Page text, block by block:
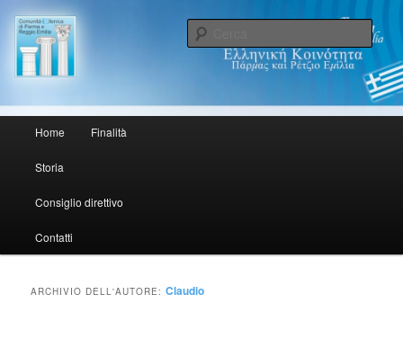
Comunità Ellenica di Parma e
Reggio Emilia. Ελληνική
Κοινότητα Πάρμας και Ρέτζιο
Εμίλια.
Sede/Έδρα: Via Testi, 4/A 43100 Parma PR
Cerca
Vai al contenuto principale
Vai al contenuto secondario
Home Finalità
Storia
Consiglio direttivo
Contatti
ARCHIVIO DELL'AUTORE:Claudio